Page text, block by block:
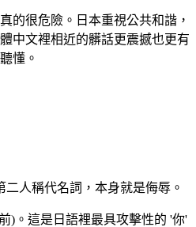
的很危險。日本重視公共和諧，
中文裡相近的髒話更震撼也更有
懂。
人稱代名詞，本身就是侮辱。
)。這是日語裡最具攻擊性的 '你'